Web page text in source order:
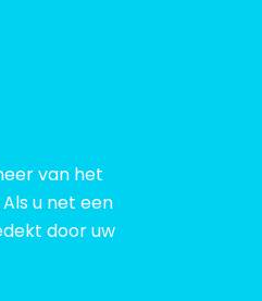
van het
u net een
door uw